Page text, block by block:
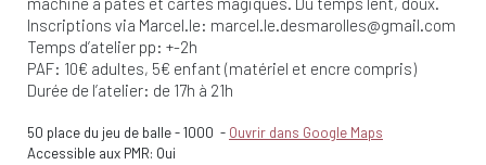
Inscriptions via Marcel.le: marcel.le.desmarolles@gmail.com
Temps d’atelier pp: +-2h
PAF: 10€ adultes, 5€ enfant (matériel et encre compris)
Durée de l’atelier: de 17h à 21h
50 place du jeu de balle-1000 - Ouvrir dans Google Maps
Accessible aux PMR: Oui